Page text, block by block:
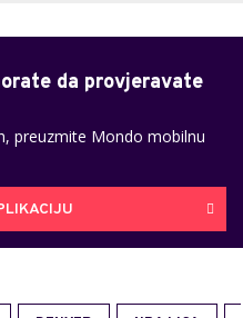
da provjeravate
preuzmite Mondo mobilnu